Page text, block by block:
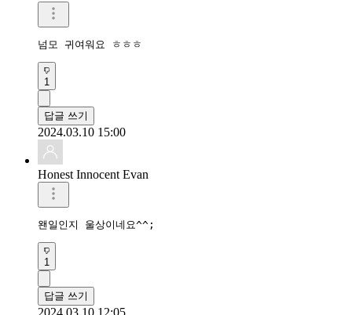
넘모 귀여워요 ㅎㅎㅎ
1
답글 쓰기
2024.03.10 15:00
Honest Innocent Evan
왠일인지 울상이네요^^;
1
답글 쓰기
2024.03.10 12:05